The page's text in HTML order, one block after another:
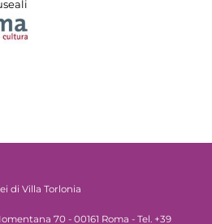
di Villa Torlonia
70 - 00161 Roma - Tel. +39